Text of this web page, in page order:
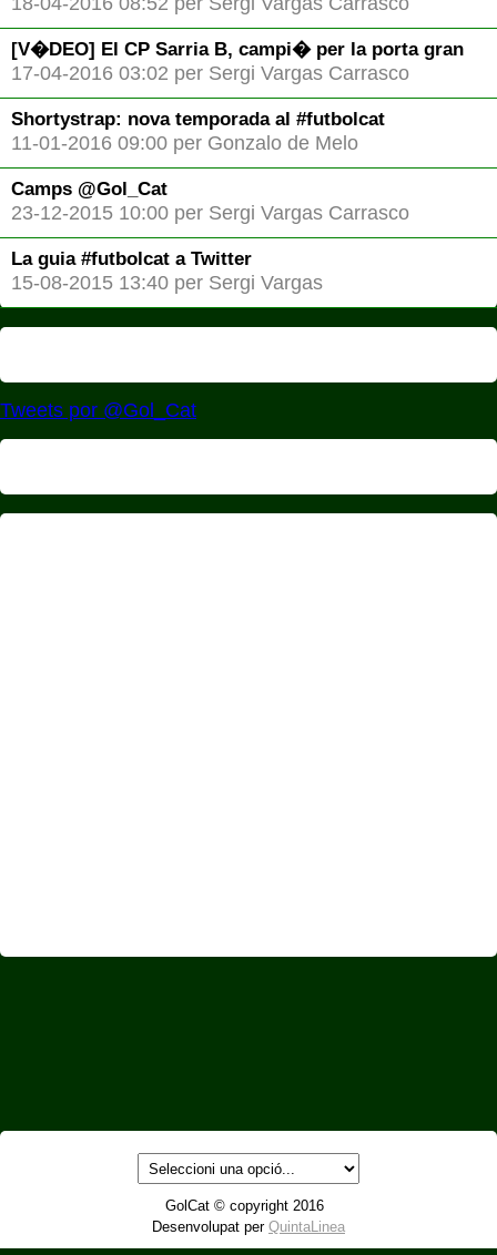
[V�DEO] El CP Sarria B, campi� per la porta gran
17-04-2016 03:02 per Sergi Vargas Carrasco
Shortystrap: nova temporada al #futbolcat
11-01-2016 09:00 per Gonzalo de Melo
Camps @Gol_Cat
23-12-2015 10:00 per Sergi Vargas Carrasco
La guia #futbolcat a Twitter
15-08-2015 13:40 per Sergi Vargas
Tweets por @Gol_Cat
GolCat © copyright 2016
Desenvolupat per QuintaLinea